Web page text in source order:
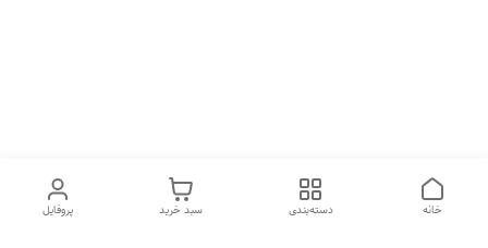
پروفایل سبد خرید دسته‌بندی خانه